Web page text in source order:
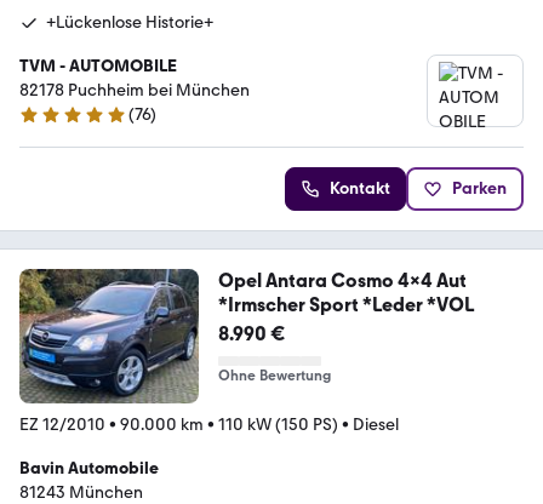
+Lückenlose Historie+
TVM - AUTOMOBILE
82178 Puchheim bei München
5 Sterne
(76)
Kontakt Parken
Opel Antara Cosmo 4x4 Aut
*Irmscher Sport *Leder *VOL
8.990 €
Ohne Bewertung
EZ 12/2010 • 90.000 km • 110 kW (150 PS) • Diesel
Bavin Automobile
81243 München